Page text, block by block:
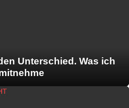
Unterschied. Was ich